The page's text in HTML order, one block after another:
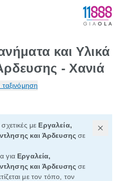
και Υλικά
- Χανιά
με Εργαλεία,
και Άρδευσης σε
για Εργαλεία,
και Άρδευσης σε
με τον τόπο, τον